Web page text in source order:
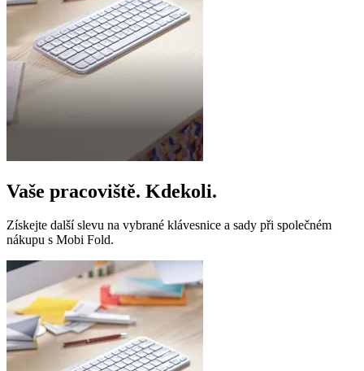
Vaše pracoviště. Kdekoli.
Získejte další slevu na vybrané klávesnice a sady při společném
nákupu s Mobi Fold.